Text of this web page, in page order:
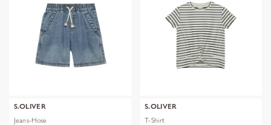
S.OLIVER
Jeans-Hose
S.OLIVER
T-Shirt